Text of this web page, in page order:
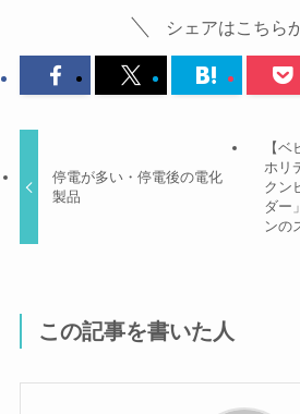
シェアはこちら
停電が多い・停電後の電化
製品
【
ホリ
クン
ダー
ンの
この記事を書いた人